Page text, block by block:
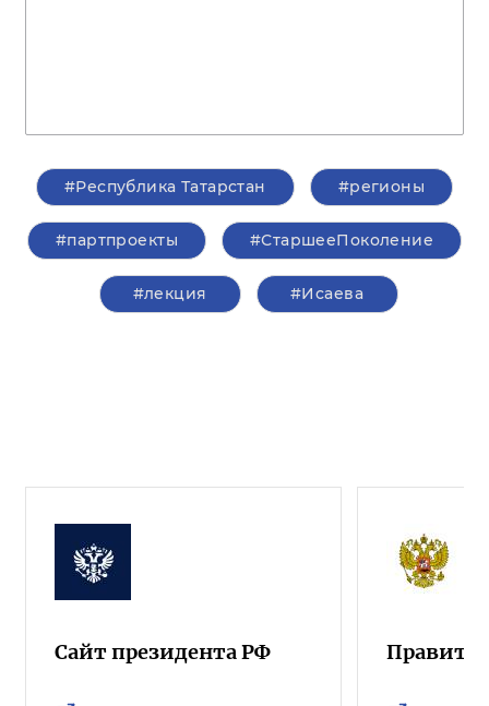
#Республика Татарстан #регионы
#партпроекты #СтаршееПоколение
#лекция #Исаева
Сайт президента РФ